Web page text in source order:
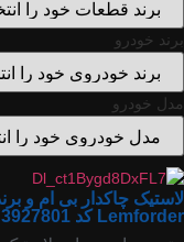
برند خودرو
مدل خودرو
لاستیک چاکدار بی ام و
Lemforder کد 3927801